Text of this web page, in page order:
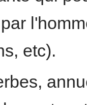
etc).